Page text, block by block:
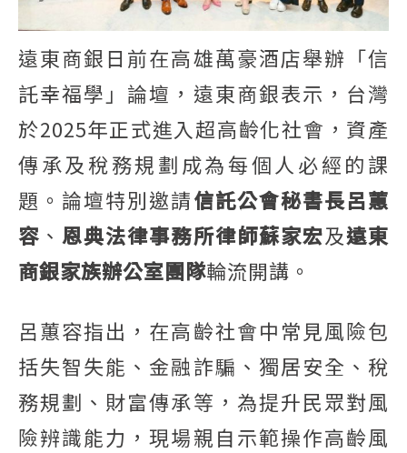
遠東商銀日前在高雄萬豪酒店舉辦「信
託幸福學」論壇，遠東商銀表示，台灣
於2025年正式進入超高齡化社會，資產
傳承及稅務規劃成為每個人必經的課
題。論壇特別邀請信託公會秘書長呂蕙
容 、恩典法律事務所律師蘇家宏及遠東
商銀家族辦公室團隊輪流開講。
呂蕙容指出，在高齡社會中常見風險包
括失智失能、金融詐騙、獨居安全、稅
務規劃、財富傳承等，為提升民眾對風
險辨識能力，現場親自示範操作高齡風